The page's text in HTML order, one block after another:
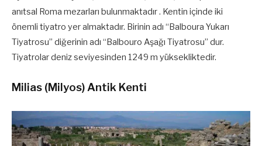
anıtsal Roma mezarları bulunmaktadır . Kentin içinde iki
önemli tiyatro yer almaktadır. Birinin adı “Balboura Yukarı
Tiyatrosu” diğerinin adı “Balbouro Aşağı Tiyatrosu” dur.
Tiyatrolar deniz seviyesinden 1249 m yüksekliktedir.
Milias (Milyos) Antik Kenti